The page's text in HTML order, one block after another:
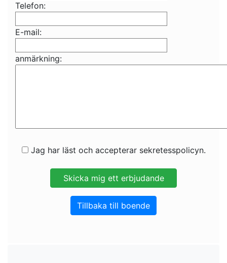
Telefon:
E-mail:
anmärkning:
Jag har läst och accepterar sekretesspolicyn.
Tillbaka till boende